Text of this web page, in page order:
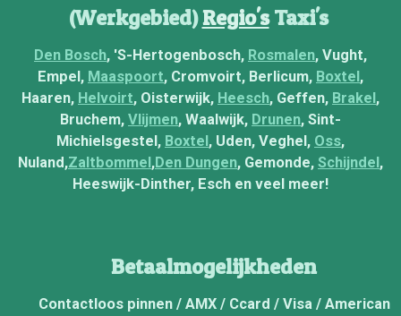
c
b
o
o
k
u
T
u
b
e
n
e
d
I
n
a
t
s
A
p
p
s
a
g
r
a
m
(Werkgebied)Regio'sTaxi's
Den Bosch, 'S-Hertogenbosch, Rosmalen, Vught,
Empel, Maaspoort, Cromvoirt, Berlicum, Boxtel,
Haaren, Helvoirt, Oisterwijk, Heesch, Geffen, Brakel,
Bruchem, Vlijmen, Waalwijk, Drunen, Sint-
Michielsgestel, Boxtel, Uden, Veghel, Oss,
Nuland,Zaltbommel,Den Dungen, Gemonde, Schijndel,
Heeswijk-Dinther, Esch en veel meer!
Betaalmogelijkheden
Contactloos pinnen / AMX / Ccard / Visa / American